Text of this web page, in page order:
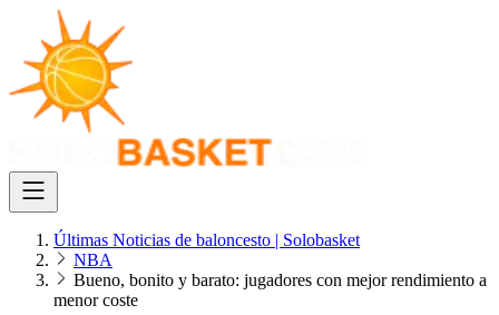
Últimas Noticias de baloncesto | Solobasket
NBA
Bueno, bonito y barato: jugadores con mejor rendimiento a
menor coste